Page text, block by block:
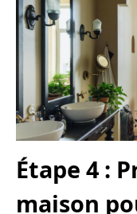
Étape 4 :
maison